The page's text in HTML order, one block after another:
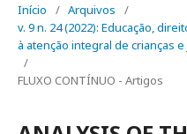
Início / Arquivos
/
v. 9 n. 24 (2022): Educação,
à atenção integral de crianças
/
FLUXO CONTÍNUO - Artigos